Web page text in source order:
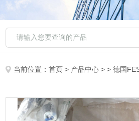
当前位置：首页 > 产品中心 > >德国